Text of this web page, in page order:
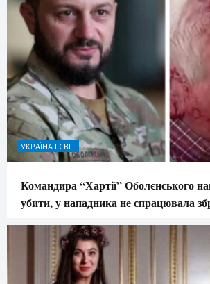
УКРАЇНА І СВІТ
Командира “Хартії” Оболєнського
убити, у нападника не спрацювала